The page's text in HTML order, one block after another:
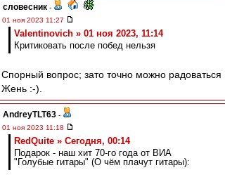
словесник -
01 ноя 2023 11:27
Valentinovich » 01 ноя 2023, 11:14
Критиковать после побед нельзя
Спорный вопрос; зато точно можно радоваться
Жень :-).
AndreyTLT63 -
01 ноя 2023 11:18
RedQuite » Сегодня, 00:14
Подарок - наш хит 70-го года от ВИА
"Голубые гитары" (О чём плачут гитары):